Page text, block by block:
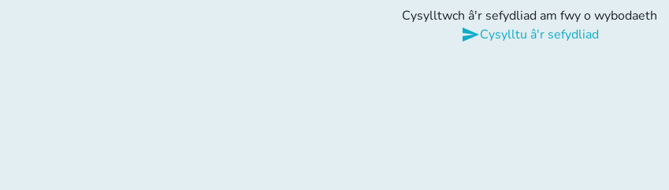
Cysylltwch â'r sefydliad am fwy o wybodaeth
sendCysylltu â'r sefydliad